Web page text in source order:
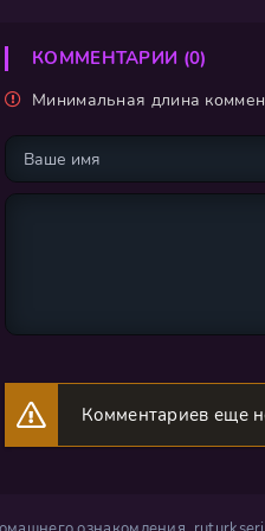
КОММЕНТАРИИ (0)
Минимальная длина
Комментариев еще